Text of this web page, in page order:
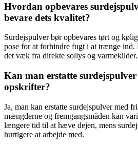
Hvordan opbevares
bevare dets kvalitet?
Surdejspulver bør opbevares tørt og
pose for at forhindre fugt i at trænge ind.
det væk fra direkte sollys og varmekilder.
Kan man erstatte
opskrifter?
Ja, man kan erstatte surdejspulver med
mængderne og fremgangsmåden kan
længere tid til at hæve dejen, mens
hurtigere at arbejde med.